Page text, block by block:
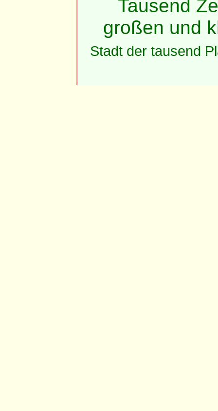
Tausend
großen und
Stadt der tausend